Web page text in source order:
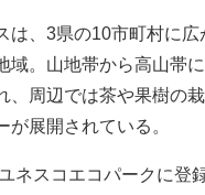
、3県の10市町村に広
域。山地帯から高山帯
、周辺では茶や果樹の
が展開されている。
ネスコエコパークに登